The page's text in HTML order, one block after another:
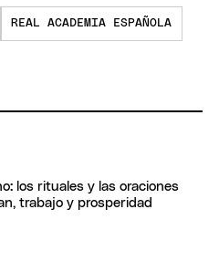
REAL ACADEMIA ESPAÑOLA
los rituales y las oraciones
trabajo y prosperidad